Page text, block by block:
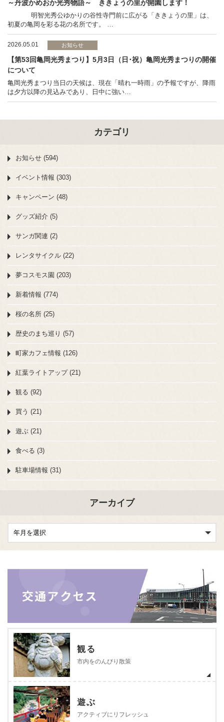
～丹波かめおか光秀物語～ ききょうの里が開園します！
明智光秀公ゆかりの谷性寺門前に広がる「ききょうの里」は、
初夏の亀岡を彩る花の名所です。 …
2026.05.01 お知らせ
【第53回亀岡光秀まつり】5月3日（日･祝）亀岡光秀まつりの開催
について
亀岡光秀まつり当日の天候は、現在「晴れ一時雨」の予報ですが、降雨
は夕方以降の見込みであり、日中に強い…
カテゴリ
お知らせ (594)
イベント情報 (303)
キャンペーン (48)
グッズ紹介 (5)
サンガ関連 (2)
レンタサイクル (22)
夢コスモス園 (203)
新着情報 (774)
桜の名所 (25)
歴史のまち巡り (57)
町家カフェ情報 (126)
紅葉ライトアップ (21)
観る (92)
買う (21)
遊ぶ (21)
食べる (3)
駐車場情報 (31)
アーカイブ
観る
市内をのんびり散策
遊ぶ
アクティブにリフレッシュ